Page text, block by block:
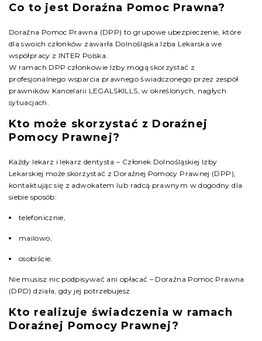
Co to jest Doraźna Pomoc Prawna?
Doraźna Pomoc Prawna (DPP) to grupowe ubezpieczenie, które
dla swoich członków zawarła Dolnośląska Izba Lekarska we
współpracy z INTER Polska.
W ramach DPP członkowie Izby mogą skorzystać z
profesjonalnego wsparcia prawnego świadczonego przez zespół
prawników Kancelarii LEGALSKILLS, w określonych, nagłych
sytuacjach.
Kto może skorzystać z Doraźnej
Pomocy Prawnej?
Każdy lekarz i lekarz dentysta – Członek Dolnośląskiej Izby
Lekarskiej może skorzystać z Doraźnej Pomocy Prawnej (DPP),
kontaktując się z adwokatem lub radcą prawnym w dogodny dla
siebie sposób:
telefonicznie,
mailowo,
osobiście.
Nie musisz nic podpisywać ani opłacać – Doraźna Pomoc Prawna
(DPD) działa, gdy jej potrzebujesz.
Kto realizuje świadczenia w ramach
Doraźnej Pomocy Prawnej?